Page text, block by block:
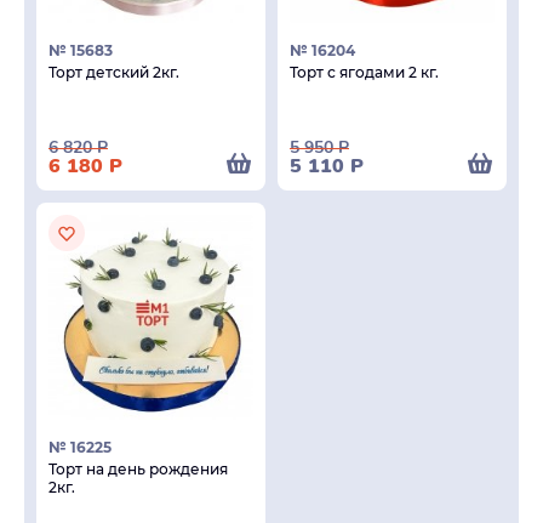
№ 15683
Торт детский 2кг.
6 820Р
6 180 Р
№ 16204
Торт с ягодами 2 кг.
5 950Р
5 110 Р
№ 16225
Торт на день рождения
2кг.